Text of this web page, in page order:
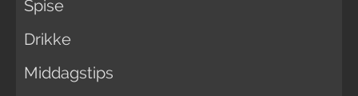
Spise
Drikke
Middagstips